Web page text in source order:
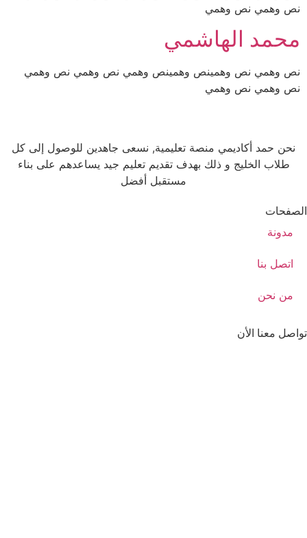
نص وهمي نص وهمي
محمد الهاشمي
نص وهمي نص وهمينص وهمينص وهمي نص وهمي نص وهمي
نص وهمي نص وهمي
نحن حمد أكاديمي منصة تعليمية, نسعى جاهدين للوصول إلى كل
طلاب الخليج و ذلك بهدف تقديم تعليم جيد يساعدهم على بناء
مستقبل أفضل
الصفحات
مدونة
اتصل بنا
من نحن
تواصل معنا الأن